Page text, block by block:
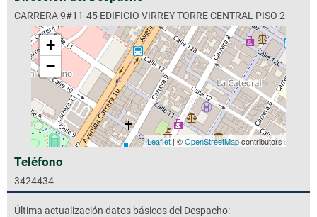
CARRERA 9#11-45 EDIFICIO VIRREY TORRE CENTRAL PISO 2
+
−
Leaflet| ©OpenStreetMapcontributors
Teléfono
3424434
Última actualización datos básicos del Despacho: